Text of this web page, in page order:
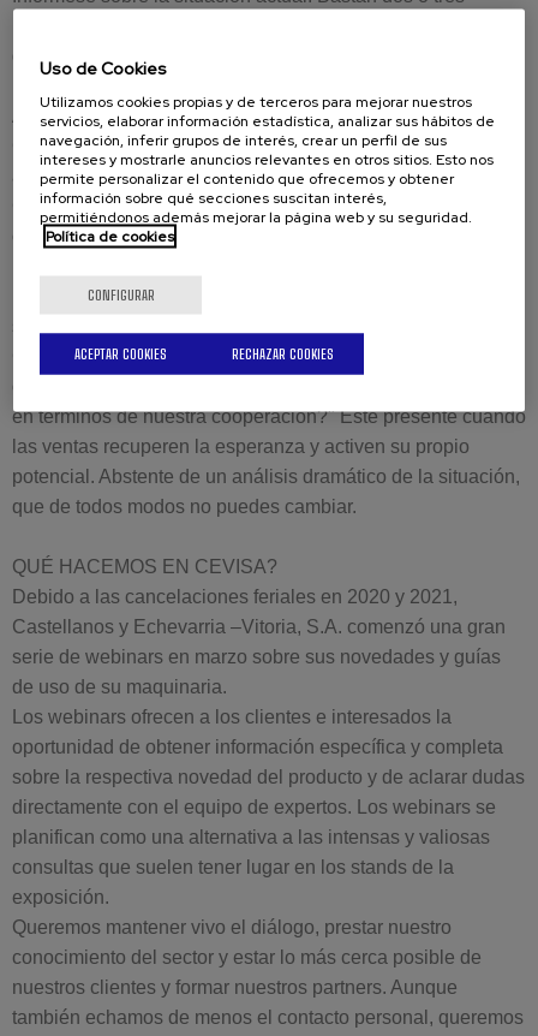
APOYA A TUS VENDEDORES
Cuando prevalezca el miedo, ofrezca compañerismo. Si
aprender es importante, ofrezca preguntas y consejos.
Cuando se descubra el talento, utilícelo para hacer un
cambio.
una depresión, muchos formadores de ventas guardan
Confíe en el potencial de sus vendedores. La crisis es una
en términos de nuestra cooperación?" Esté presente cuando
las ventas recuperen la esperanza y activen su propio
potencial. Abstente de un análisis dramático de la situación,
que de todos modos no puedes cambiar.
QUÉ HACEMOS EN CEVISA?
Debido a las cancelaciones feriales en 2020 y 2021,
Castellanos y Echevarria –Vitoria, S.A. comenzó una gran
serie de webinars en marzo sobre sus novedades y guías
de uso de su maquinaria.
Los webinars ofrecen a los clientes e interesados la
oportunidad de obtener información específica y completa
sobre la respectiva novedad del producto y de aclarar dudas
directamente con el equipo de expertos. Los webinars se
planifican como una alternativa a las intensas y valiosas
consultas que suelen tener lugar en los stands de la
exposición.
Queremos mantener vivo el diálogo, prestar nuestro
conocimiento del sector y estar lo más cerca posible de
nuestros clientes y formar nuestros partners. Aunque
también echamos de menos el contacto personal, queremos
Uso de Cookies
Utilizamos cookies propias y de terceros para mejorar nuestros
servicios, elaborar información estadística, analizar sus hábitos de
navegación, inferir grupos de interés, crear un perfil de sus
intereses y mostrarle anuncios relevantes en otros sitios. Esto nos
permite personalizar el contenido que ofrecemos y obtener
información sobre qué secciones suscitan interés,
permitiéndonos además mejorar la página web y su seguridad.
Política de cookies
CONFIGURAR
RECHAZAR COOKIES
ACEPTAR COOKIES